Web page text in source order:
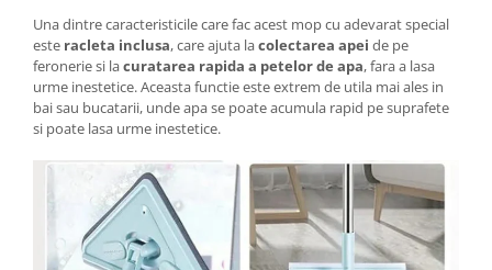
Una dintre caracteristicile care fac acest mop cu adevarat special
este racleta inclusa, care ajuta lacolectarea apei de pe
feronerie si lacuratarea rapida a petelor de apa, fara a lasa
urme inestetice. Aceasta functie este extrem de utila mai ales in
bai sau bucatarii, unde apa se poate acumula rapid pe suprafete
si poate lasa urme inestetice.